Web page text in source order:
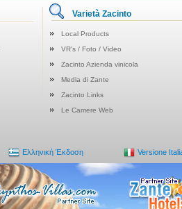
Varietà Zacinto
Local Products
VR's / Foto / Video
Zacinto Azienda vinicola
Media di Zante
Zacinto Links
Le Camere Web
Ελληνική Έκδοση Versione